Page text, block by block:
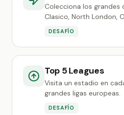
Colecciona los grandes
Clasico, North London,
DESAFÍO
Top 5 Leagues
Visita un estadio en
grandes ligas europeas.
DESAFÍO